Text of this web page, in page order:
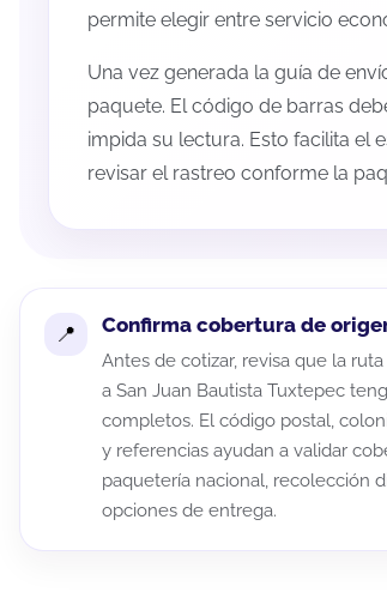
permite elegir entre servicio
Una vez generada la guía de
paquete. El código de barras
impida su lectura. Esto facilita el
revisar el rastreo conforme la
Confirma cobertura de
Antes de cotizar, revisa que la
a San Juan Bautista Tuxtepec
completos. El código postal,
y referencias ayudan a validar
paquetería nacional, recolección
opciones de entrega.